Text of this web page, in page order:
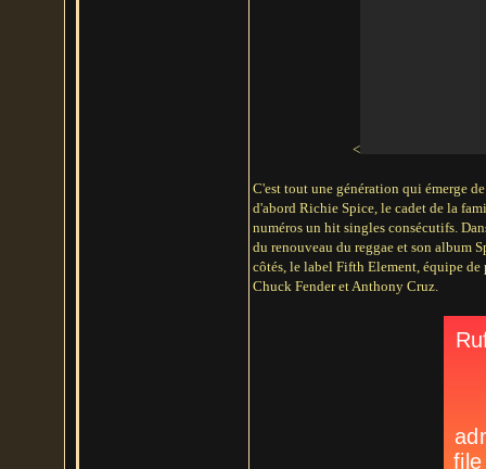
<
C'est tout une génération qui émerge
d'abord Richie Spice, le cadet de la
numéros un hit singles consécutifs.
du renouveau du reggae et son album
côtés, le label Fifth Element, équipe de
Chuck Fender et Anthony Cruz.